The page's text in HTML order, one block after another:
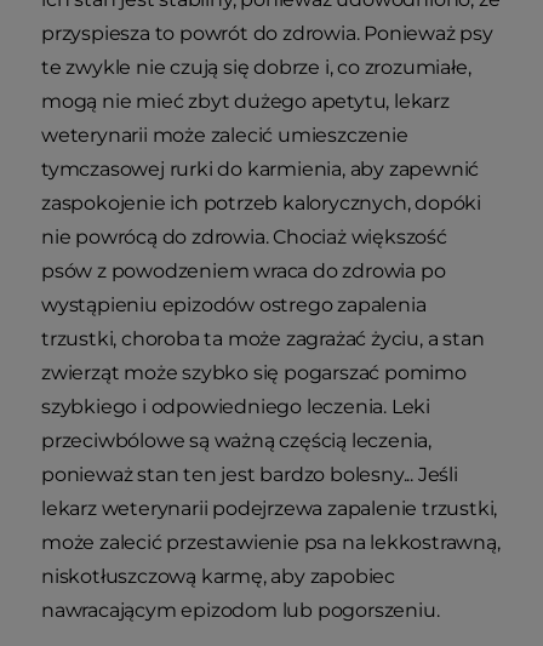
przyspiesza to powrót do zdrowia. Ponieważ psy
te zwykle nie czują się dobrze i, co zrozumiałe,
mogą nie mieć zbyt dużego apetytu, lekarz
weterynarii może zalecić umieszczenie
tymczasowej rurki do karmienia, aby zapewnić
zaspokojenie ich potrzeb kalorycznych, dopóki
nie powrócą do zdrowia. Chociaż większość
psów z powodzeniem wraca do zdrowia po
wystąpieniu epizodów ostrego zapalenia
trzustki, choroba ta może zagrażać życiu, a stan
zwierząt może szybko się pogarszać pomimo
szybkiego i odpowiedniego leczenia. Leki
przeciwbólowe są ważną częścią leczenia,
ponieważ stan ten jest bardzo bolesny... Jeśli
lekarz weterynarii podejrzewa zapalenie trzustki,
może zalecić przestawienie psa na lekkostrawną,
niskotłuszczową karmę, aby zapobiec
nawracającym epizodom lub pogorszeniu.